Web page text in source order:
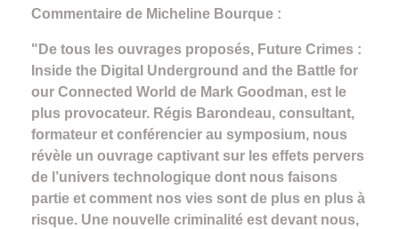
Commentaire de Micheline Bourque :
"De tous les ouvrages proposés, Future Crimes :
Inside the Digital Underground and the Battle for
our Connected World de Mark Goodman, est le
plus provocateur. Régis Barondeau, consultant,
formateur et conférencier au symposium, nous
révèle un ouvrage captivant sur les effets pervers
de l’univers technologique dont nous faisons
partie et comment nos vies sont de plus en plus à
risque. Une nouvelle criminalité est devant nous,